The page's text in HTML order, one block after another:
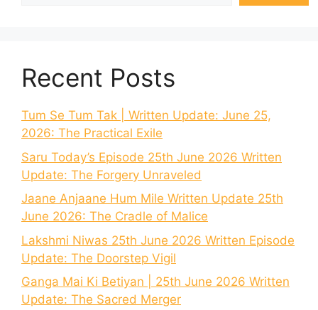
Recent Posts
Tum Se Tum Tak | Written Update: June 25,
2026: The Practical Exile
Saru Today’s Episode 25th June 2026 Written
Update: The Forgery Unraveled
Jaane Anjaane Hum Mile Written Update 25th
June 2026: The Cradle of Malice
Lakshmi Niwas 25th June 2026 Written Episode
Update: The Doorstep Vigil
Ganga Mai Ki Betiyan | 25th June 2026 Written
Update: The Sacred Merger